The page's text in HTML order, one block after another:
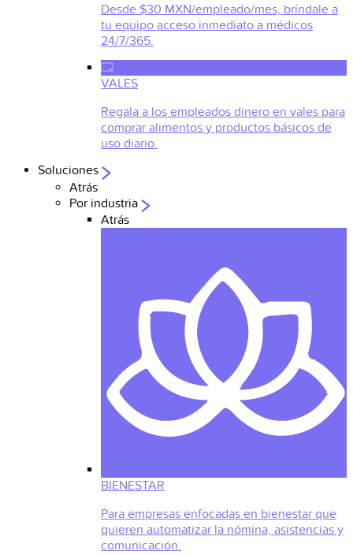
Desde $30 MXN/empleado/mes, bríndale a
tu equipo acceso inmediato a médicos
24/7/365.
VALES
Regala a los empleados dinero en vales para
comprar alimentos y productos básicos de
uso diario.
Soluciones
Atrás
Por industria
Atrás
BIENESTAR
Para empresas enfocadas en bienestar que
quieren automatizar la nómina, asistencias y
comunicación.